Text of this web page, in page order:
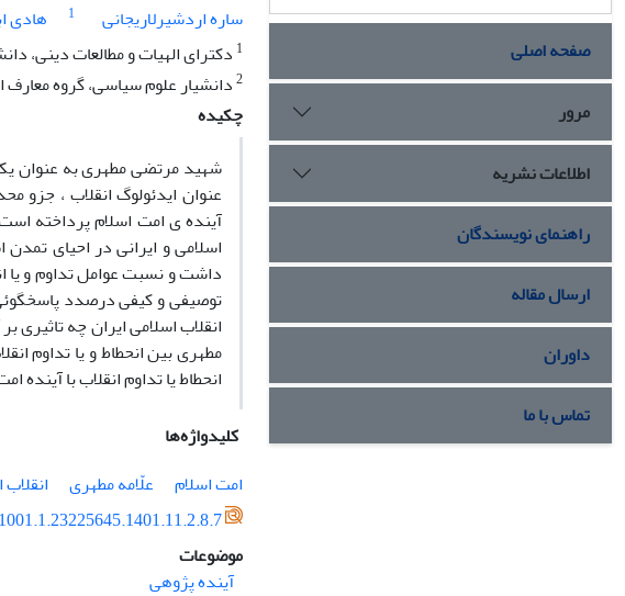
ساره اردشیرلاریجانی
1 هادی
1 دکترای الهیات و مطالعات دینی،
2دانشیار علوم سیاسی، گروه معارف
چکیده
شهید مرتضی مطهری به عنوان
عنوان ایدئولوگ انقلاب ، جزو
آینده ی امت اسلام پرداخته
اسلامی و ایرانی در احیای
داشت و نسبت عوامل تداوم و
توصیفی و کیفی درصدد
انقلاب اسلامی ایران چه
مطهری بین انحطاط و یا تداوم
انحطاط یا تداوم انقلاب با
کلیدواژه‌ها
امت اسلام
علّامه مطهری
موضوعات
آینده پژوهی
صفحه اصلی
مرور
اطلاعات نشریه
راهنمای نویسندگان
ارسال مقاله
داوران
تماس با ما